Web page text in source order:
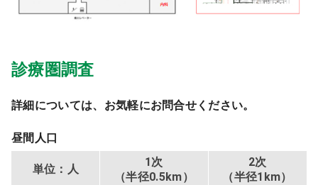
診療圏調査
詳細については、お気軽にお問合せください。
昼間人口
単位：人
1次
（半径0.5km）
2次
（半径1km）